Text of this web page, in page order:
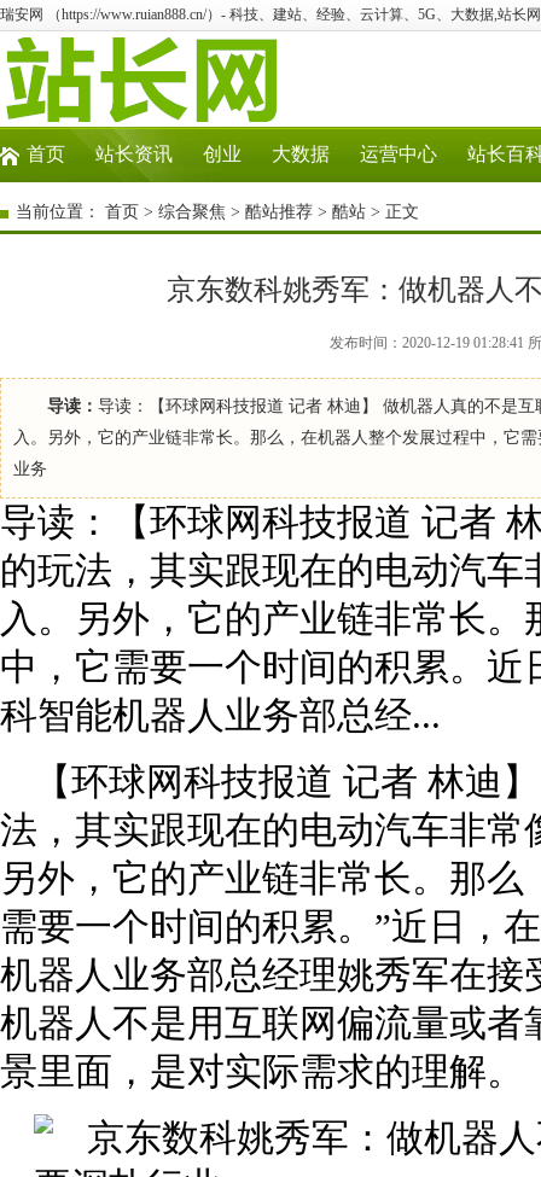
瑞安网 （https://www.ruian888.cn/）- 科技、建站、经验、云计算、5G、大数据,站长
首页 站长资讯 创业 大数据 运营中心 站长百
当前位置： 首页 > 综合聚焦 > 酷站推荐 > 酷站 > 正文
京东数科姚秀军：做机器人
发布时间：2020-12-19 01:28:41
导读： 导读：【环球网科技报道 记者 林迪】 做机器人真的不是
入。另外，它的产业链非常长。那么，在机器人整个发展过程中，它
业务
导读：【环球网科技报道 记者
的玩法，其实跟现在的电动汽
入。另外，它的产业链非常长
中，它需要一个时间的积累。近
科智能机器人业务部总经...
【环球网科技报道 记者 林迪
法，其实跟现在的电动汽车非
另外，它的产业链非常长。那
需要一个时间的积累。”近日，
机器人业务部总经理姚秀军在
机器人不是用互联网偏流量或
景里面，是对实际需求的理解。